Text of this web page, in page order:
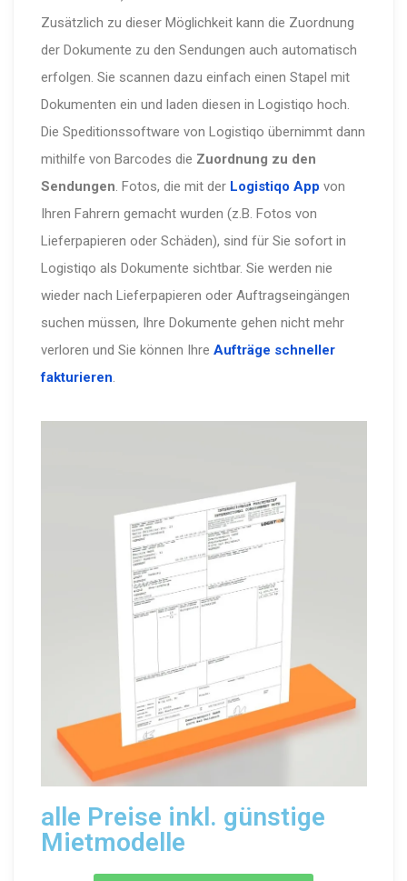
Zusätzlich zu dieser Möglichkeit kann die Zuordnung
der Dokumente zu den Sendungen auch automatisch
erfolgen. Sie scannen dazu einfach einen Stapel mit
Dokumenten ein und laden diesen in Logistiqo hoch.
Die Speditionssoftware von Logistiqo übernimmt dann
mithilfe von Barcodes die Zuordnung zu den
Sendungen. Fotos, die mit der Logistiqo App von
Ihren Fahrern gemacht wurden (z.B. Fotos von
Lieferpapieren oder Schäden), sind für Sie sofort in
Logistiqo als Dokumente sichtbar. Sie werden nie
wieder nach Lieferpapieren oder Auftragseingängen
suchen müssen, Ihre Dokumente gehen nicht mehr
verloren und Sie können Ihre Aufträge schneller
fakturieren.
alle Preise inkl. günstige
Mietmodelle